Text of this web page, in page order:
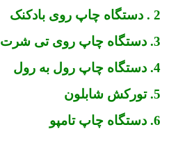
2 . دستگاه چاپ روی بادکنک
3. دستگاه چاپ روی تی شرت
4. دستگاه چاپ رول به رول
5. تورکش شابلون
6. دستگاه چاپ تامپو